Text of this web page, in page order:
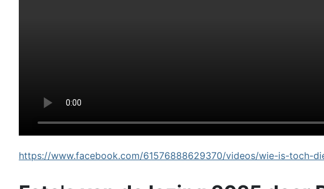
https://www.facebook.com/61576888629370/videos/wie-is-toch-